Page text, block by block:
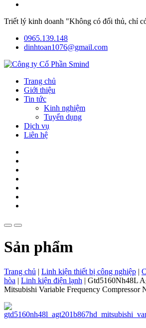
Triết lý kinh doanh "Không có đối thủ, chỉ
0965.139.148
dinhtoan1076@gmail.com
Trang chủ
Giới thiệu
Tin tức
Kinh nghiệm
Tuyển dụng
Dịch vụ
Liên hệ
Sản phẩm
Trang chủ | Linh kiện thiết bị công nghiệp |
hòa | Linh kiện điện lạnh | Gtd5160Nh48L
Mitsubishi Variable Frequency Compressor